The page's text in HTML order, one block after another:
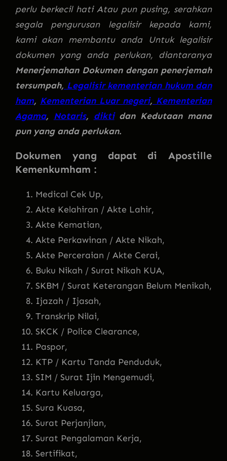
perlu berkecil hati Atau pun pusing, serahkan
segala pengurusan legalisir kepada kami,
kami akan membantu anda Untuk legalisir
dokumen yang anda perlukan, diantaranya
Menerjemahan Dokumen dengan penerjemah
tersumpah, Legalisir kementerian hukum dan
ham, Kementerian Luar negeri, Kementerian
Agama, Notaris, diktidan Kedutaan mana
pun yang anda perlukan.
Dokumen yang dapat di Apostille
Kemenkumham :
Medical Cek Up,
Akte Kelahiran / Akte Lahir,
Akte Kematian,
Akte Perkawinan / Akte Nikah,
Akte Perceraian / Akte Cerai,
Buku Nikah / Surat Nikah KUA,
SKBM / Surat Keterangan Belum Menikah,
Ijazah / Ijasah,
Transkrip Nilai,
SKCK / Police Clearance,
Paspor,
KTP / Kartu Tanda Penduduk,
SIM / Surat Ijin Mengemudi,
Kartu Keluarga,
Sura Kuasa,
Surat Perjanjian,
Surat Pengalaman Kerja,
Sertifikat,